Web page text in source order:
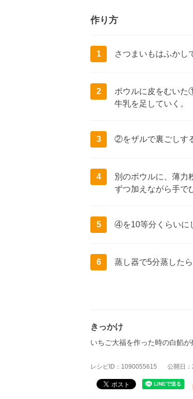
作り方
1 さつまいもはふかし
2
ボウルに皮をむいた
牛乳を足していく。
3 ②をザルで裏ごしす
4
別のボウルに、薄力
ずつ加えながら手で
5 ④を10等分くらいに
6 蒸し器で5分蒸したら
きっかけ
いちご大福を作った時の白餡
レシピID：1090055615 公開日